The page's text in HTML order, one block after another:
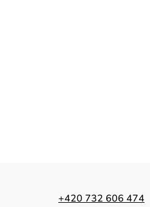
+420 732 606 474